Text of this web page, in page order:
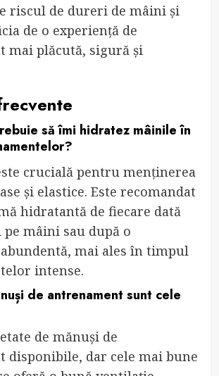
riscul de dureri de mâini și
de o experiență de
mai plăcută, sigură și
să îmi hidratez mâinile în
crucială pentru menținerea
și elastice. Este recomandat
hidratantă de fiecare dată
pe mâini sau după o
mai ales în timpul
intense.
de antrenament sunt cele
de mănuși de
disponibile, dar cele mai bune